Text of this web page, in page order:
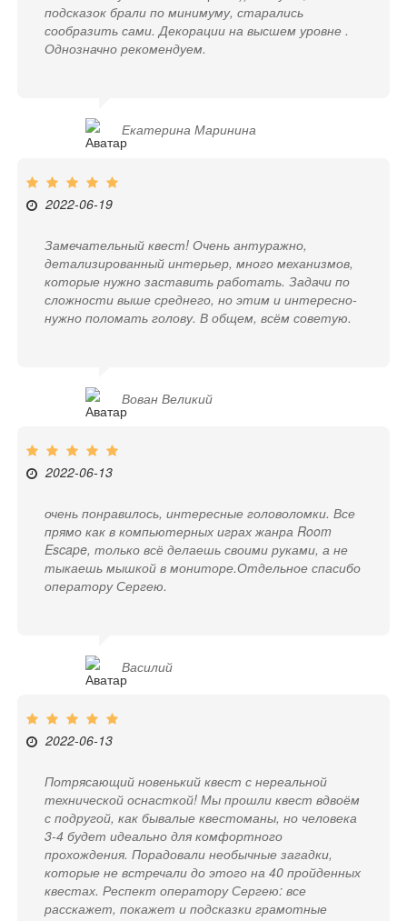
подсказок брали по минимуму, старались
сообразить сами. Декорации на высшем уровне .
Однозначно рекомендуем.
Екатерина Маринина
2022-06-19
Замечательный квест! Очень антуражно,
детализированный интерьер, много механизмов,
которые нужно заставить работать. Задачи по
сложности выше среднего, но этим и интересно-
нужно поломать голову. В общем, всём советую.
Вован Великий
2022-06-13
очень понравилось, интересные головоломки. Все
прямо как в компьютерных играх жанра Room
Escape, только всё делаешь своими руками, а не
тыкаешь мышкой в мониторе.Отдельное спасибо
оператору Сергею.
Василий
2022-06-13
Потрясающий новенький квест с нереальной
технической оснасткой! Мы прошли квест вдвоём
с подругой, как бывалые квестоманы, но человека
3-4 будет идеально для комфортного
прохождения. Порадовали необычные загадки,
которые не встречали до этого на 40 пройденных
квестах. Респект оператору Сергею: все
расскажет, покажет и подсказки грамотные